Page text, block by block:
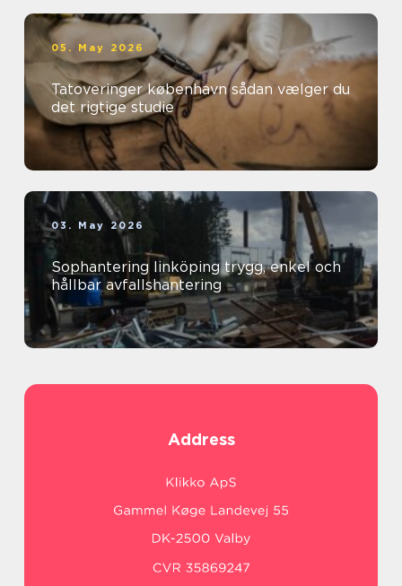
05. May 2026
Tatoveringer københavn sådan vælger du
det rigtige studie
03. May 2026
Sophantering linköping trygg, enkel och
hållbar avfallshantering
Address